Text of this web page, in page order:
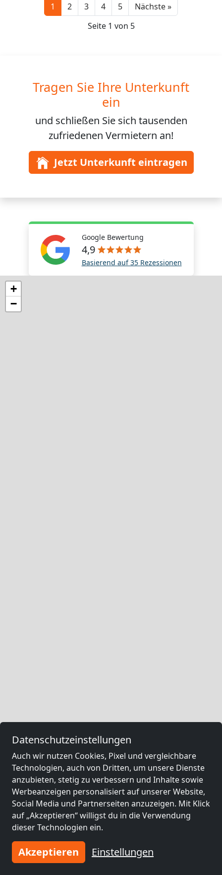
1 2 3 4 5 Nächste »Next
Seite 1 von 5
Tragen Sie Ihre Unterkunft
ein
und schließen Sie sich tausenden
zufriedenen Vermietern an!
Jetzt Unterkunft eintragen
Google Bewertung
4,9
Basierend auf 35 Rezessionen
+
−
Datenschutzeinstellungen
Auch wir nutzen Cookies, Pixel und vergleichbare
Technologien, auch von Dritten, um unsere Dienste
anzubieten, stetig zu verbessern und Inhalte sowie
Werbeanzeigen personalisiert auf unserer Website,
Social Media und Partnerseiten anzuzeigen. Mit Klick
auf „Akzeptieren“ willigst du in die Verwendung
dieser Technologien ein.
Akzeptieren Einstellungen